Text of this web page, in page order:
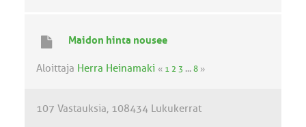
v
s
Maidon hinta nousee
Aloittaja Herra Heinamaki « 1 2 3 ... 8»
107 Vastauksia 108434 Lukukerrat